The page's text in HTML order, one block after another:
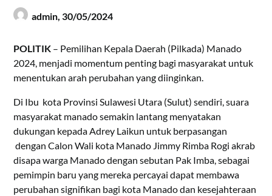
admin, 30/05/2024
POLITIK – Pemilihan Kepala Daerah (Pilkada) Manado
2024, menjadi momentum penting bagi masyarakat untuk
menentukan arah perubahan yang diinginkan.
Di Ibu kota Provinsi Sulawesi Utara (Sulut) sendiri, suara
masyarakat manado semakin lantang menyatakan
dukungan kepada Adrey Laikun untuk berpasangan
dengan Calon Wali kota Manado Jimmy Rimba Rogi akrab
disapa warga Manado dengan sebutan Pak Imba, sebagai
pemimpin baru yang mereka percayai dapat membawa
perubahan signifikan bagi kota Manado dan kesejahteraan